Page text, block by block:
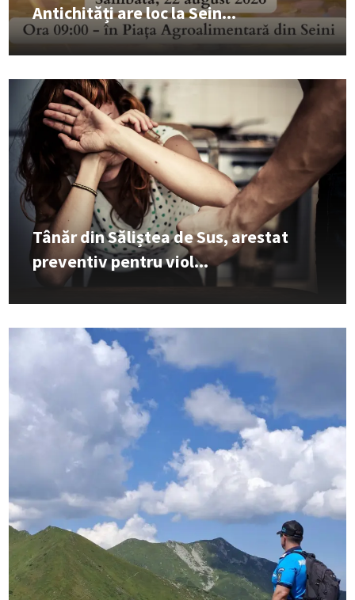
Antichități are loc la Sein...
Tânăr din Săliștea de Sus, arestat
preventiv pentru viol...